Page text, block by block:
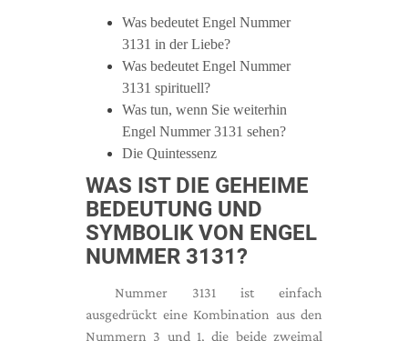
Was bedeutet Engel Nummer
3131 in der Liebe?
Was bedeutet Engel Nummer
3131 spirituell?
Was tun, wenn Sie weiterhin
Engel Nummer 3131 sehen?
Die Quintessenz
WAS IST DIE GEHEIME
BEDEUTUNG UND
SYMBOLIK VON ENGEL
NUMMER 3131?
Nummer 3131 ist einfach
ausgedrückt eine Kombination aus den
Nummern 3 und 1, die beide zweimal